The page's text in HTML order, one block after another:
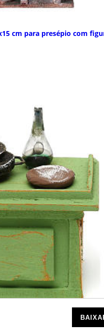
cm para presépio com
10x10x5 cm para